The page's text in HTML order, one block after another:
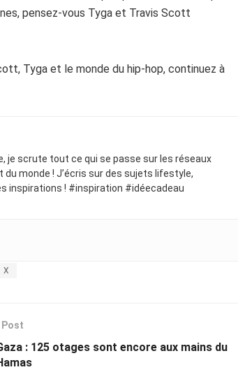
pensez-vous Tyga et Travis Scott
Tyga et le monde du hip-hop, continuez à
je scrute tout ce qui se passe sur les réseaux
monde ! J’écris sur des sujets lifestyle,
inspirations ! #inspiration #idéecadeau
X
Post
: 125 otages sont encore aux mains du